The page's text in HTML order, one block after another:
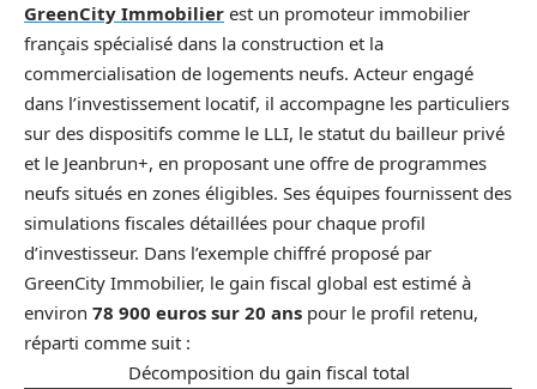
GreenCity Immobilier est un promoteur immobilier
français spécialisé dans la construction et la
commercialisation de logements neufs. Acteur engagé
dans l’investissement locatif, il accompagne les particuliers
sur des dispositifs comme le LLI, le statut du bailleur privé
et le Jeanbrun+, en proposant une offre de programmes
neufs situés en zones éligibles. Ses équipes fournissent des
simulations fiscales détaillées pour chaque profil
d’investisseur. Dans l’exemple chiffré proposé par
GreenCity Immobilier, le gain fiscal global est estimé à
environ 78 900 euros sur 20 ans pour le profil retenu,
réparti comme suit :
Décomposition du gain fiscal total